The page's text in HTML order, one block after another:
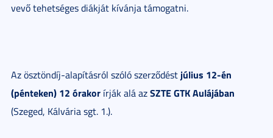
vevő tehetséges diákját kívánja támogatni.
Az ösztöndíj-alapításról szóló szerződést július 12-én
(pénteken) 12 órakorírják alá azSZTE GTK Aulájában
(Szeged, Kálvária sgt. 1.).